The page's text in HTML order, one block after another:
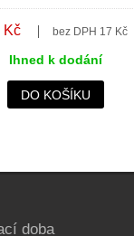
Kč bez DPH 17 Kč
Ihned k dodání
DO KOŠÍKU
doba